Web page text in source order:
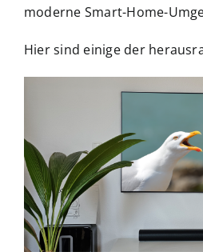
moderne Smart-Home-
Hier sind einige der